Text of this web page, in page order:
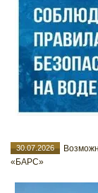
30.07.2026
«БАРС»